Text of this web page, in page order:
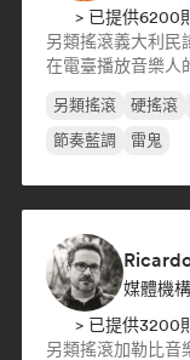
> 已提供6200
另類搖滾義大利民
在電臺播放音樂人
另類搖滾 硬搖滾
節奏藍調
雷鬼
媒體機
> 已提供3200
另類搖滾加勒比音